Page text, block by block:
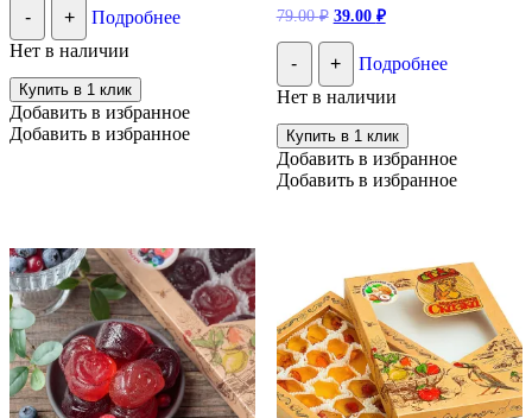
- +
Подробнее
Нет в наличии
Купить в 1 клик
Добавить в избранное
Добавить в избранное
Оценка
5.00
из 5
79.00₽ Первоначальная
цена
составляла
79.00 ₽.
39.00 ₽Текущая
цена:
- +
Подробнее
Нет в наличии
Купить в 1 клик
Добавить в избранное
Добавить в избранное